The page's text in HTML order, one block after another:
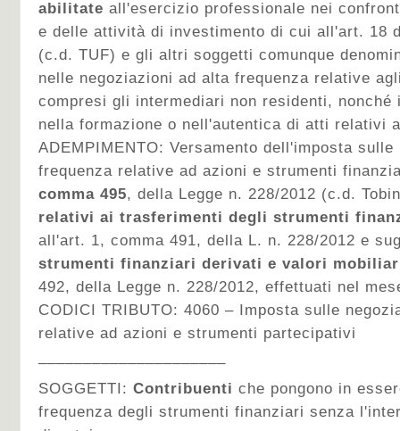
abilitate all'esercizio professionale nei
e delle attività di investimento di cui all'art. 18
(c.d. TUF) e gli altri soggetti comunque
nelle negoziazioni ad alta frequenza relative
compresi gli intermediari non residenti, nonché
nella formazione o nell'autentica di atti relativi
ADEMPIMENTO: Versamento dell'imposta
frequenza relative ad azioni e strumenti
comma 495, della Legge n. 228/2012 (c.d.
relativi ai trasferimenti degli strumenti
all'art. 1, comma 491, della L. n. 228/2012 e
strumenti finanziari derivati e valori
492, della Legge n. 228/2012, effettuati nel
CODICI TRIBUTO: 4060 – Imposta sulle
relative ad azioni e strumenti partecipativi
SOGGETTI: Contribuenti che pongono in
frequenza degli strumenti finanziari senza